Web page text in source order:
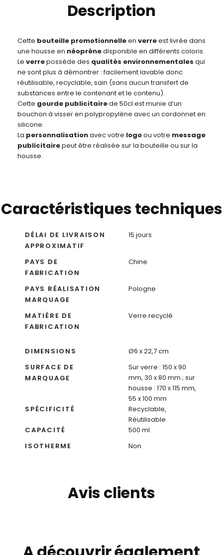
Description
Cette bouteille promotionnelleen verreest livrée dans
une housse en néoprènedisponible en différents coloris.
Le verrepossède des qualités environnementales qui
ne sont plus à démontrer : facilement lavable donc
réutilisable, recyclable, sain (sans aucun transfert de
substances entre le contenant et le contenu).
Cette gourde publicitairede 50cl est munie d’un
bouchon à visser en polypropylène avec un cordonnet en
silicone.
La personnalisationavec votre logoou votre message
publicitairepeut être réalisée sur la bouteille ou sur la
housse.
Caractéristiques techniques
DÉLAI DE LIVRAISON
APPROXIMATIF
15 jours
PAYS DE
FABRICATION
Chine
PAYS RÉALISATION
MARQUAGE
Pologne
MATIÈRE DE
FABRICATION
Verre recyclé
DIMENSIONS
Ø6 x 22,7 cm
SURFACE DE
MARQUAGE
Sur verre : 150 x 90
mm, 30 x 80 mm ; sur
housse : 170 x 115 mm,
55 x 100 mm
SPÉCIFICITÉ
Recyclable,
Réutilisable
CAPACITÉ
500 ml
ISOTHERME
Non
Avis clients